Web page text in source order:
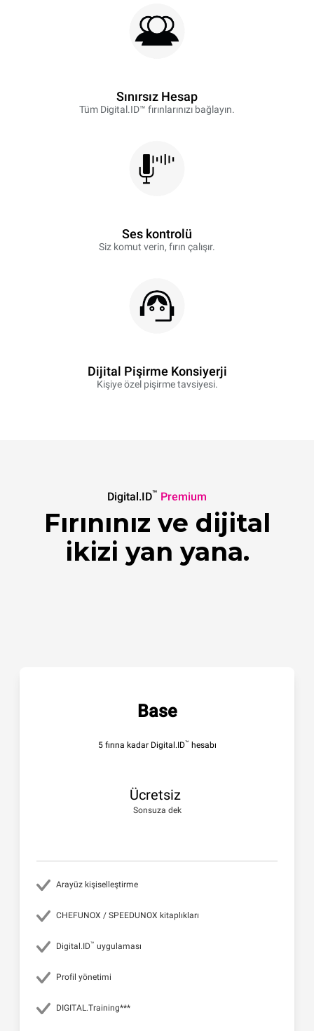
Sınırsız Hesap
Tüm Digital.ID™ fırınlarınızı bağlayın.
Ses kontrolü
Siz komut verin, fırın çalışır.
Dijital Pişirme Konsiyerji
Kişiye özel pişirme tavsiyesi.
Digital.ID™ Premium
Fırınınız ve dijital
ikizi yan yana.
Base
5 fırına kadar Digital.ID™ hesabı
Ücretsiz
Sonsuza dek
Arayüz kişiselleştirme
CHEFUNOX / SPEEDUNOX kitaplıkları
Digital.ID™ uygulaması
Profil yönetimi
DIGITAL.Training***